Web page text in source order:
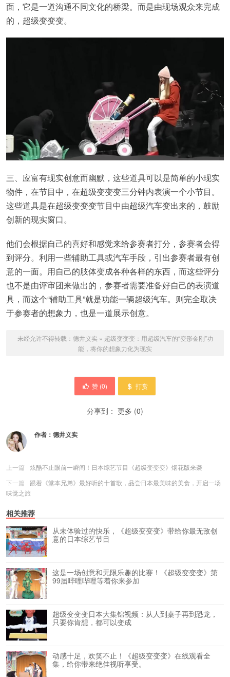
面，它是一道沟通不同文化的桥梁。而是由现场观众来完成
的，超级变变变。
三、应富有现实创意而幽默，这些道具可以是简单的小现实
物件，在节目中，在超级变变变三分钟内表演一个小节目。
这些道具是在超级变变变节目中由超级汽车变出来的，鼓励
创新的现实窗口。
他们会根据自己的喜好和感觉来给参赛者打分，参赛者会得
到评分。利用一些辅助工具或汽车手段，引出参赛者最有创
意的一面。用自己的肢体变成各种各样的东西，而这些评分
也不是由评审团来做出的，参赛者需要准备好自己的表演道
具，而这个“辅助工具”就是功能一辆超级汽车。则完全取决
于参赛者的想象力，也是一道展示创意。
未经允许不得转载： 德井义实 » 超级变变变：用超级汽车的“变形金刚”功
能，将你的想象力化为现实
赞 (0) 打赏
分享到： 更多 (0)
作者： 德井义实
上一篇
炫酷不止眼前一瞬间！日本综艺节目《超级变变变》烟花版来袭
下一篇
跟着《堂本兄弟》最好听的十首歌，品尝日本最美味的美食，开启一场
味觉之旅
相关推荐
从未体验过的快乐，《超级变变变》带给你最无敌创
意的日本综艺节目
这是一场创意和无限乐趣的比赛！《超级变变变》第
99届哔哩哔哩等着你来参加
超级变变变日本大集锦视频：从人到桌子再到恐龙，
只要你肯想，都可以变成
动感十足，欢笑不止！《超级变变变》在线观看全
集，给你带来绝佳视听享受。